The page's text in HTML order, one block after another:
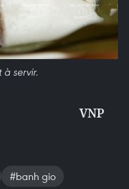
à servir.
VNP
#banh gio